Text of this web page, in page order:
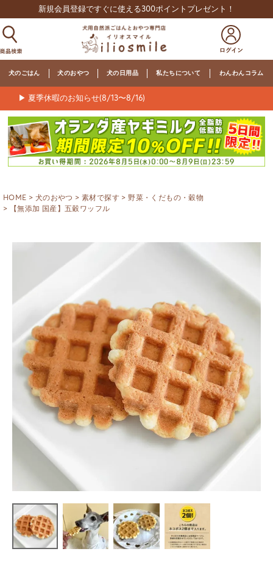
新規会員登録ですぐに使える300ポイントプレゼント！
犬のごはん 犬のおやつ 犬の日用品 私たちについて わんわんコラム
▶ 夏季休暇のお知らせ(8/13〜8/16)
HOME 犬のおやつ 素材で探す
野菜・くだもの・穀物
【無添加 国産】五穀ワッフル